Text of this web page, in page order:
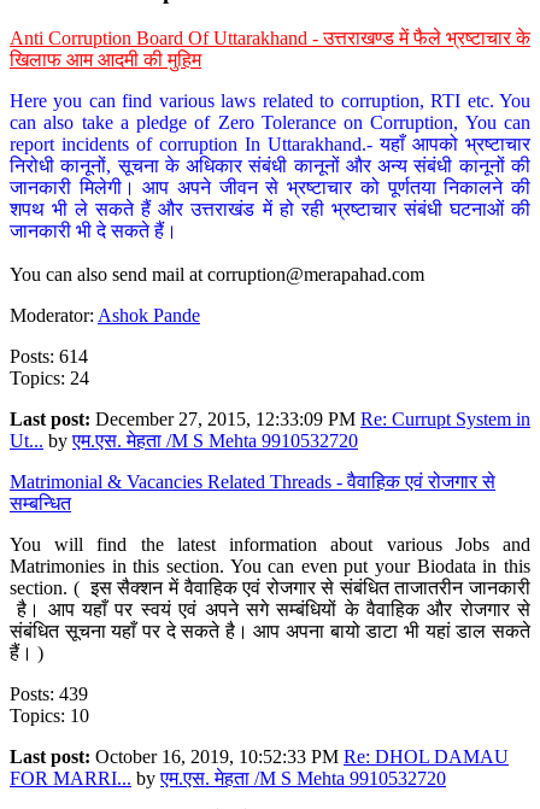
Anti Corruption Board Of Uttarakhand - उत्तराखण्ड में फैले भ्रष्टाचार के
खिलाफ आम आदमी की मुहिम
Here you can find various laws related to corruption, RTI etc. You
can also take a pledge of Zero Tolerance on Corruption, You can
report incidents of corruption In Uttarakhand.- यहाँ आपको भ्रष्टाचार
निरोधी कानूनों, सूचना के अधिकार संबंधी कानूनों और अन्य संबंधी कानूनों की
जानकारी मिलेगी। आप अपने जीवन से भ्रष्टाचार को पूर्णतया निकालने की
शपथ भी ले सकते हैं और उत्तराखंड में हो रही भ्रष्टाचार संबंधी घटनाओं की
जानकारी भी दे सकते हैं।
You can also send mail at corruption@merapahad.com
Moderator: Ashok Pande
Posts: 614
Topics: 24
Last post: December 27, 2015, 12:33:09 PM Re: Currupt System in
Ut... byएम.एस. मेहता /M S Mehta 9910532720
Matrimonial & Vacancies Related Threads - वैवाहिक एवं रोजगार से
सम्बन्धित
You will find the latest information about various Jobs and
Matrimonies in this section. You can even put your Biodata in this
section. ( इस सैक्शन में वैवाहिक एवं रोजगार से संबंधित ताजातरीन जानकारी
है। आप यहाँ पर स्वयं एवं अपने सगे सम्बंधियों के वैवाहिक और रोजगार से
संबंधित सूचना यहाँ पर दे सकते है। आप अपना बायो डाटा भी यहां डाल सकते
हैं। )
Posts: 439
Topics: 10
Last post: October 16, 2019, 10:52:33 PM Re: DHOL DAMAU
FOR MARRI... byएम.एस. मेहता /M S Mehta 9910532720